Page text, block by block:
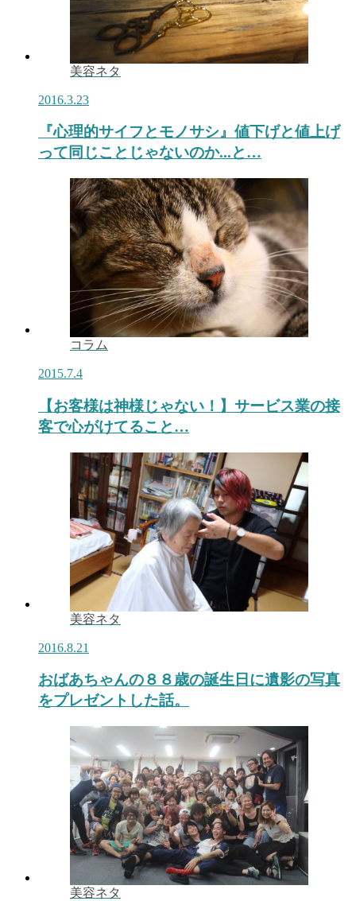
美容ネタ
2016.3.23
『心理的サイフとモノサシ』値下げと値上げ
って同じことじゃないのか...と…
コラム
2015.7.4
【お客様は神様じゃない！】サービス業の接
客で心がけてること…
美容ネタ
2016.8.21
おばあちゃんの８８歳の誕生日に遺影の写真
をプレゼントした話。
美容ネタ